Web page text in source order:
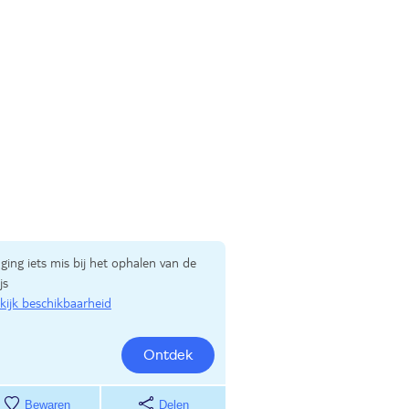
iets mis bij het ophalen van de
beschikbaarheid
Ontdek
Bewaren Delen